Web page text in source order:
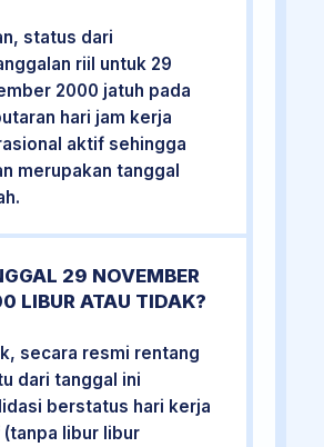
status dari
riil untuk 29
2000 jatuh pada
hari jam kerja
aktif sehingga
merupakan tanggal
29 NOVEMBER
LIBUR ATAU TIDAK?
secara resmi rentang
dari tanggal ini
berstatus hari kerja
libur libur